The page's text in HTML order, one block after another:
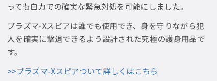
っても自力での確実な緊急対処を可能にしました。
プラズマ-Xスピアは誰でも使用でき、身を守りながら犯
人を確実に撃退できるよう設計された究極の護身用品で
す。
>>プラズマ-Xスピアついて詳しくはこちら